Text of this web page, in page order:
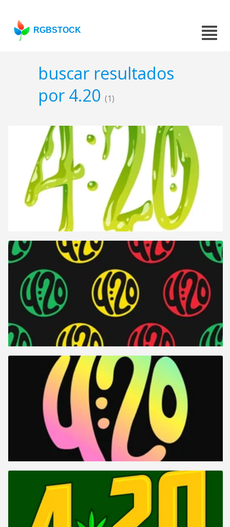
RGBSTOCK
buscar resultados
por 4.20 (1)